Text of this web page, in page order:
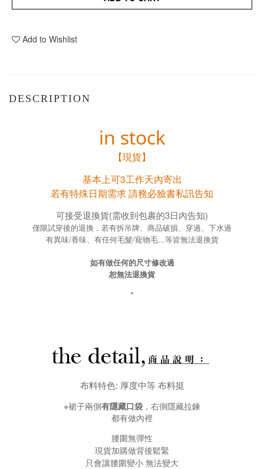
Add to Wishlist
DESCRIPTION
in stock
【現貨】
基本上可3工作天內寄出
若有特殊日期需求 請務必臉書私訊告知
可接受退換貨(需收到包裹的3日內告知)
僅限試穿後的退換，若有拆吊牌、商品破損、穿過、下水過
有異味/香味、有任何毛髮/寵物毛...等皆無法退換貨
如有做任何的尺寸修改過
恕無法退換貨
*
布料特色: 厚度中等 布料挺
※裙子兩側有隱藏口袋 ，右側隱藏拉鍊
都有做內裡
腰圍無彈性
現貨加購做背後鬆緊
只會讓腰圍變小 無法變大